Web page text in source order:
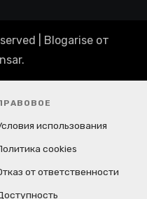
Blogariseот
.
использования
cookies
от ответственности